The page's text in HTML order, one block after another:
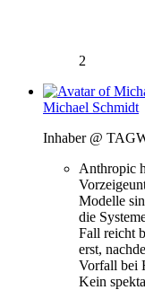
2
Michael Schmidt
Inhaber @
Anthropic
Modelle
die
Fall reicht
erst,
Vorfall bei
Kein